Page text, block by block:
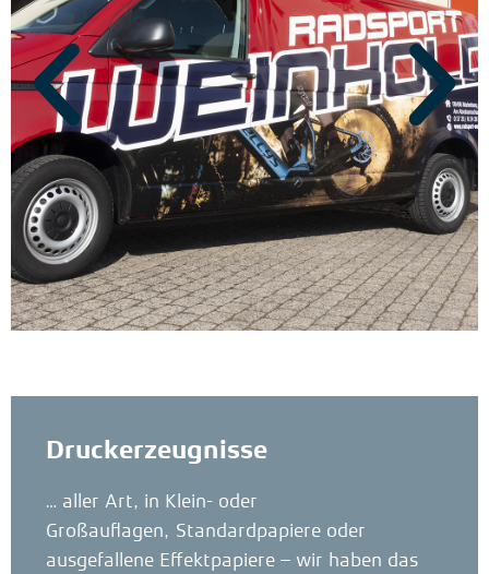
Druckerzeugnisse
… aller Art, in Klein- oder
Großauflagen, Standardpapiere oder
ausgefallene Effektpapiere – wir haben das